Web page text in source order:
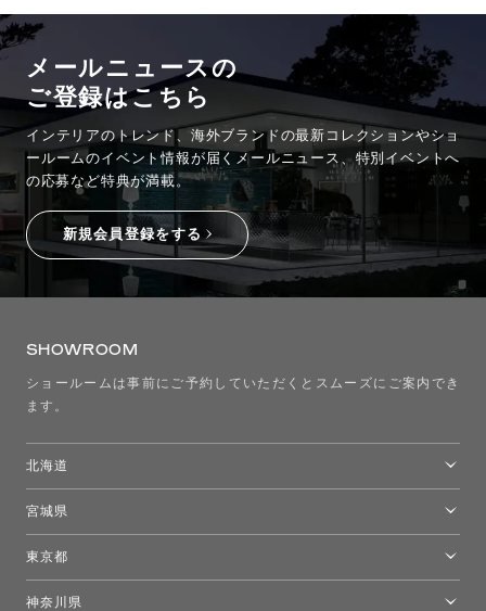
メールニュースの
ご登録はこちら
インテリアのトレンド、海外ブランドの最新コレクションやショ
ールームのイベント情報が 届くメールニュース、特別イベントへ
の応募など特典が満載。
新規会員登録をする
SHOWROOM
ショールームは事前にご予約していただくとスムーズにご案内でき
ます。
北海道
宮城県
東京都
神奈川県